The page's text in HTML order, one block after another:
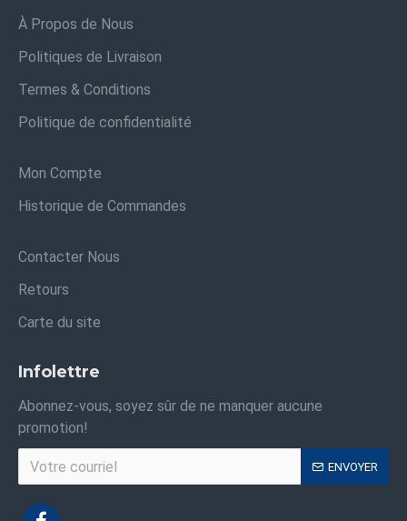
À Propos de Nous
Politiques de Livraison
Termes & Conditions
Politique de confidentialité
Mon Compte
Historique de Commandes
Contacter Nous
Retours
Carte du site
Infolettre
Abonnez-vous, soyez sûr de ne manquer aucune
promotion!
ENVOYER